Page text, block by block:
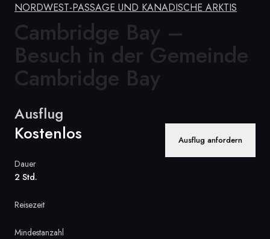
Schweiz
Vereinigtes Königreich (England, Schottland, Wales
und Nordirland)
USA
Schweiz
Norwegen
NORDWEST-PASSAGE UND KANADISCHE ARKTIS
Cambridge Bay –
Besuch in der Gemeinde
Cambridge Bay
Ausflug
Kostenlos Ausflug anfordern
Dauer
2 Std.
Reisezeit
Mindestanzahl